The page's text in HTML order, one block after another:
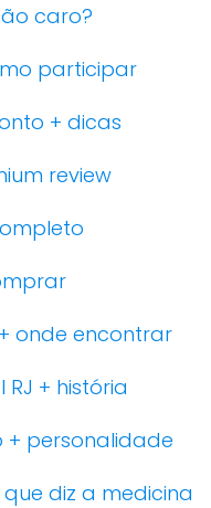
caro?
participar
+ dicas
review
onde encontrar
+ história
personalidade
diz a medicina